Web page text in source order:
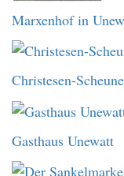
Marxenhof in
Christesen-
Gasthaus Unewatt